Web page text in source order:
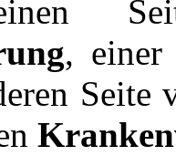
, einer
Seite